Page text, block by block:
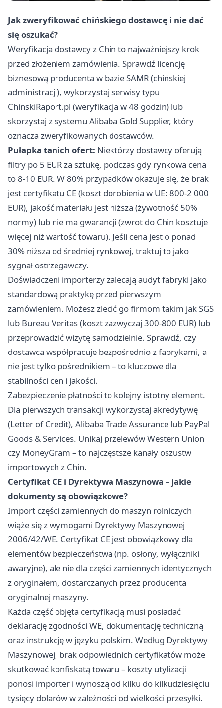
Jak zweryfikować chińskiego dostawcę i nie dać
się oszukać?
Weryfikacja dostawcy z Chin to najważniejszy krok
przed złożeniem zamówienia. Sprawdź licencję
biznesową producenta w bazie SAMR (chińskiej
administracji), wykorzystaj serwisy typu
ChinskiRaport.pl (weryfikacja w 48 godzin) lub
skorzystaj z systemu Alibaba Gold Supplier, który
oznacza zweryfikowanych dostawców.
Pułapka tanich ofert: Niektórzy dostawcy oferują
filtry po 5 EUR za sztukę, podczas gdy rynkowa cena
to 8-10 EUR. W 80% przypadków okazuje się, że brak
jest certyfikatu CE (koszt dorobienia w UE: 800-2 000
EUR), jakość materiału jest niższa (żywotność 50%
normy) lub nie ma gwarancji (zwrot do Chin kosztuje
więcej niż wartość towaru). Jeśli cena jest o ponad
30% niższa od średniej rynkowej, traktuj to jako
sygnał ostrzegawczy.
Doświadczeni importerzy zalecają audyt fabryki jako
standardową praktykę przed pierwszym
zamówieniem. Możesz zlecić go firmom takim jak SGS
lub Bureau Veritas (koszt zazwyczaj 300-800 EUR) lub
przeprowadzić wizytę samodzielnie. Sprawdź, czy
dostawca współpracuje bezpośrednio z fabrykami, a
nie jest tylko pośrednikiem – to kluczowe dla
stabilności cen i jakości.
Zabezpieczenie płatności to kolejny istotny element.
Dla pierwszych transakcji wykorzystaj akredytywę
(Letter of Credit), Alibaba Trade Assurance lub PayPal
Goods & Services. Unikaj przelewów Western Union
czy MoneyGram – to najczęstsze kanały oszustw
importowych z Chin.
Certyfikat CE i Dyrektywa Maszynowa – jakie
dokumenty są obowiązkowe?
Import części zamiennych do maszyn rolniczych
wiąże się z wymogami Dyrektywy Maszynowej
2006/42/WE. Certyfikat CE jest obowiązkowy dla
elementów bezpieczeństwa (np. osłony, wyłączniki
awaryjne), ale nie dla części zamiennych identycznych
z oryginałem, dostarczanych przez producenta
oryginalnej maszyny.
Każda część objęta certyfikacją musi posiadać
deklarację zgodności WE, dokumentację techniczną
oraz instrukcję w języku polskim. Według Dyrektywy
Maszynowej, brak odpowiednich certyfikatów może
skutkować konfiskatą towaru – koszty utylizacji
ponosi importer i wynoszą od kilku do kilkudziesięciu
tysięcy dolarów w zależności od wielkości przesyłki.